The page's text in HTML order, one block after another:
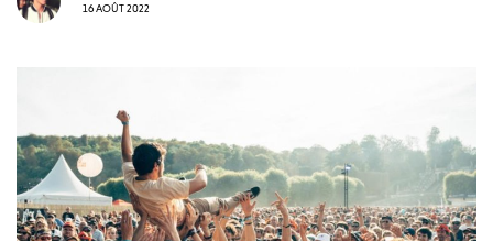
16 AOÛT 2022